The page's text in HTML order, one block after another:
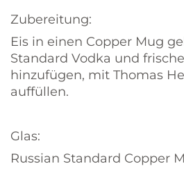
Zubereitung:
Eis in einen Copper Mug
Standard Vodka und
hinzufügen, mit Thomas
auffüllen.
Glas:
Russian Standard Copper